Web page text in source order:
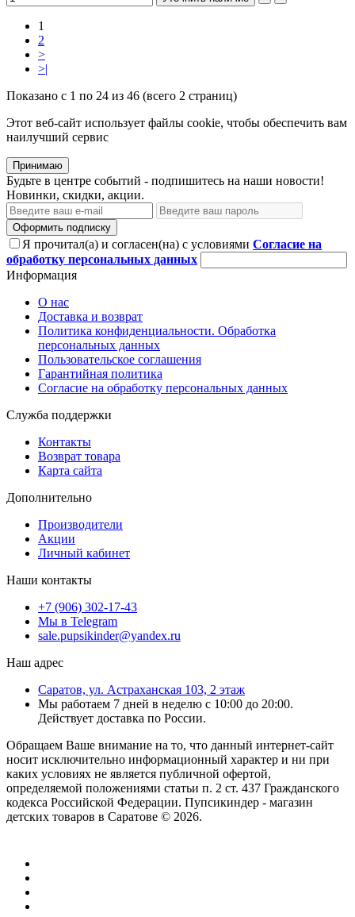
1
2
>
>|
Показано с 1 по 24 из 46 (всего 2 страниц)
Этот веб-сайт использует файлы cookie, чтобы обеспечить вам
наилучший сервис
Принимаю
Будьте в центре событий - подпишитесь на наши новости!
Новинки, скидки, акции.
Оформить подписку
Я прочитал(а) и согласен(на) с условиями Согласие на
обработку персональных данных
Информация
О нас
Доставка и возврат
Политика конфиденциальности. Обработка
персональных данных
Пользовательское соглашения
Гарантийная политика
Согласие на обработку персональных данных
Служба поддержки
Контакты
Возврат товара
Карта сайта
Дополнительно
Производители
Акции
Личный кабинет
Наши контакты
+7 (906) 302-17-43
Мы в Telegram
sale.pupsikinder@yandex.ru
Наш адрес
Саратов, ул. Астраханская 103, 2 этаж
Мы работаем 7 дней в неделю с 10:00 до 20:00.
Действует доставка по России.
Обращаем Ваше внимание на то, что данный интернет-сайт
носит исключительно информационный характер и ни при
каких условиях не является публичной офертой,
определяемой положениями статьи п. 2 ст. 437 Гражданского
кодекса Российской Федерации. Пупсикиндер - магазин
детских товаров в Саратове © 2026.